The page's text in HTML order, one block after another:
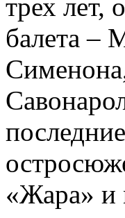
трех лет,
балета –
«Жара» и